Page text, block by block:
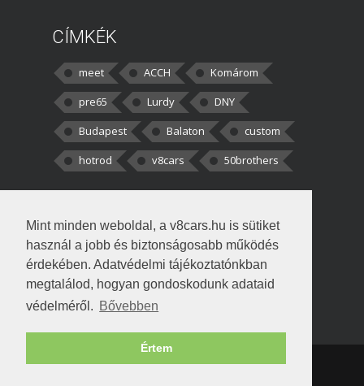
Mint minden weboldal, a v8cars.hu is sütiket
használ a jobb és biztonságosabb működés
érdekében. Adatvédelmi tájékoztatónkban
megtalálod, hogyan gondoskodunk adataid
védelméről. Bővebben
Értem
CÍMKÉK
meet ACCH
Komárom
pre65
Lurdy
DNY
Budapest
Balaton
custom
hotrod
v8cars 50brothers
kortisz:Elszúrtam! Én csak két
darabbaal számoltam. Nem tudtam, hogy fél autót,
Béke:
!fasza Örültem is nagyon, amikor
Copyright © 1998-2026 v8cars.huT|Szerzői jogok